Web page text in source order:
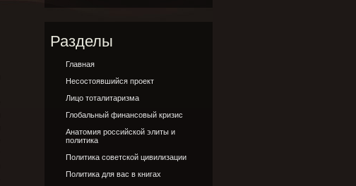
Разделы
Главная
Несостоявшийся проект
Лицо тоталитаризма
Глобальный финансовый кризис
Анатомия российской элиты и
политика
Политика советской цивилизации
Политика для вас в книгах